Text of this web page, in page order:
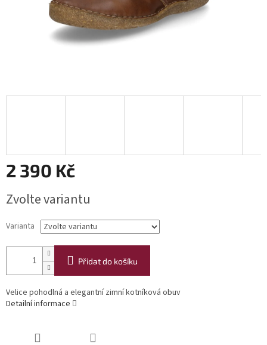
2 390 Kč
cena:
Zvolte variantu
Varianta
Přidat do košíku
Velice pohodlná a elegantní zimní kotníková obuv
Detailní informace